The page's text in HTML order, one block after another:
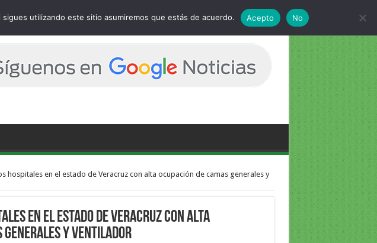
hospitales en el estado de Veracruz con alta ocupación de camas generales y
en el estado de Veracruz con alta
generales y ventilador
utilizando este sitio asumiremos que estás de acuerdo. Acepto No